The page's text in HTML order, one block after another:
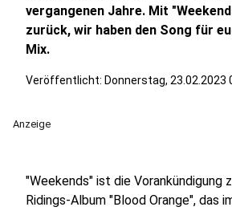
vergangenen Jahre. Mit
zurück, wir haben den Song für
Mix.
Veröffentlicht: Donnerstag, 23.02.2023
Anzeige
"Weekends" ist die Vorankündigung
Ridings-Album "Blood Orange", das